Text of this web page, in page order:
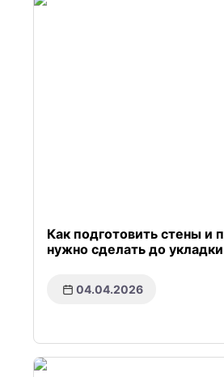
Как подготовить стены и
нужно сделать до укладки
04.04.2026